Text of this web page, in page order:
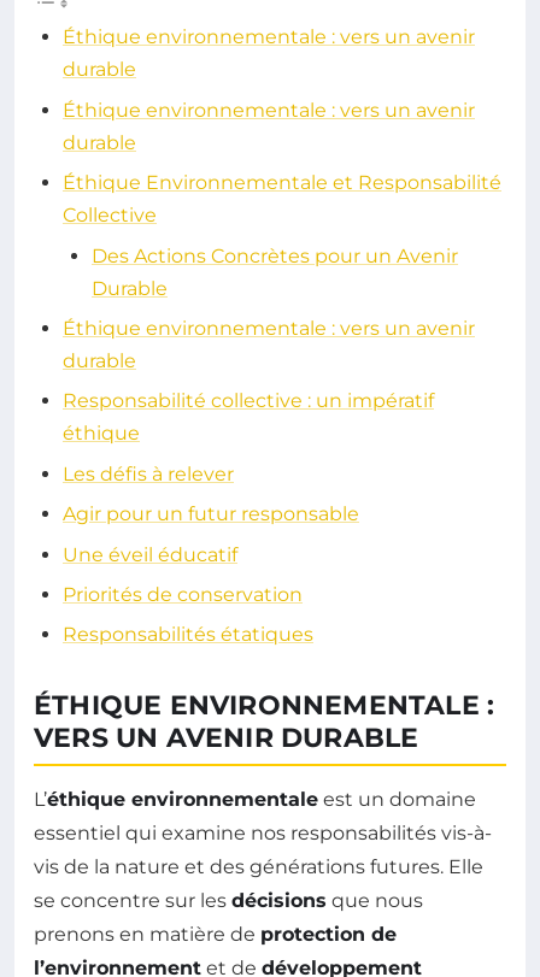
Éthique environnementale : vers un avenir
durable
Éthique environnementale : vers un avenir
durable
Éthique Environnementale et Responsabilité
Collective
Des Actions Concrètes pour un Avenir
Durable
Éthique environnementale : vers un avenir
durable
Responsabilité collective : un impératif
éthique
Les défis à relever
Agir pour un futur responsable
Une éveil éducatif
Priorités de conservation
Responsabilités étatiques
ÉTHIQUE ENVIRONNEMENTALE :
VERS UN AVENIR DURABLE
L’éthique environnementale est un domaine
essentiel qui examine nos responsabilités vis-à-
vis de la nature et des générations futures. Elle
se concentre sur les décisions que nous
prenons en matière de protection de
l’environnement et de développement